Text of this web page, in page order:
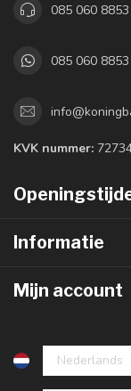
085 060 8853
085 060 8853
KVK nummer:
Informatie
Mijn account